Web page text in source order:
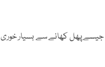
میں آم جیسے پھل کھانے سے بسیار خوری